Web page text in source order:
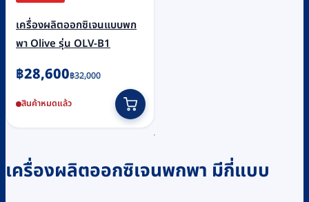
เครื่องผลิตออกซิเจนแบบพก
พา Olive รุ่น OLV-B1
฿32,000
Original
was:
฿32,000.
฿28,600
Current
is:
฿28,600.
สินค้าหมดแล้ว
เครื่องผลิตออกซิเจนพกพา มีกี่แบบ